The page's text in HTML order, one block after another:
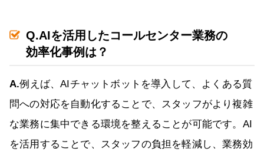
Q.AIを活用したコールセンター業務の
効率化事例は？
A.例えば、AIチャットボットを導入して、よくある質
問への対応を自動化することで、スタッフがより複雑
な業務に集中できる環境を整えることが可能です。AI
を活用することで、スタッフの負担を軽減し、業務効